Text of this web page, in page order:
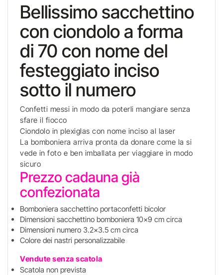
Bellissimo sacchettino
con ciondolo a forma
di 70 con nome del
festeggiato inciso
sotto il numero
Confetti messi in modo da poterli mangiare senza
sfare il fiocco
Ciondolo in plexiglas con nome inciso al laser
La bomboniera arriva pronta da donare come la si
vede in foto e ben imballata per viaggiare in modo
sicuro
Prezzo cadauna già
confezionata
Bomboniera sacchettino portaconfetti bicolor
Dimensioni sacchettino bomboniera 10x9 cm circa
Dimensioni numero 3.2x3.5 cm circa
Colore dei nastri personalizzabile
Vendute senza scatola
Scatola non prevista